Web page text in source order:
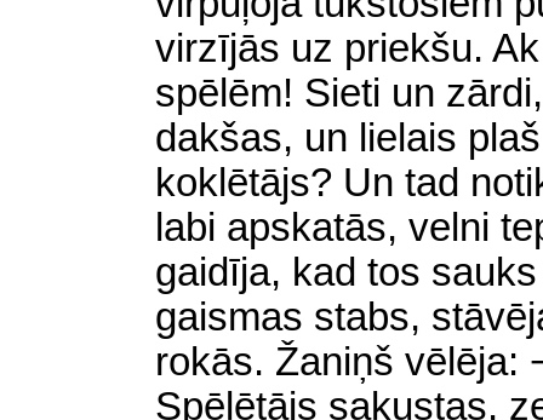
virzījās uz priekšu.
spēlēm! Sieti un
dakšas, un lielais
koklētājs? Un tad
labi apskatās, velni
gaidīja, kad tos
gaismas stabs,
rokās. Žaniņš vēlēja:
Spēlētājs sakustas,